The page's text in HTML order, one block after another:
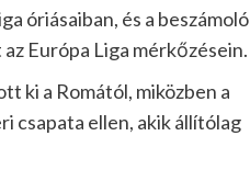
óriásaiban, és a beszámoló
Európa Liga mérkőzésein.
ki a Romától, miközben a
csapata ellen, akik állítólag